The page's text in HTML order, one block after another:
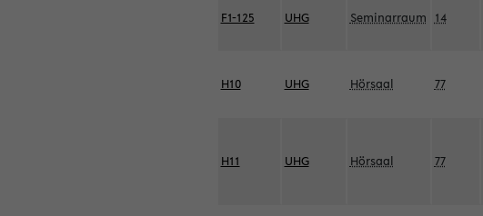
F1-125 UHG Seminarraum 14
H10 UHG Hörsaal 77
H11 UHG Hörsaal 77